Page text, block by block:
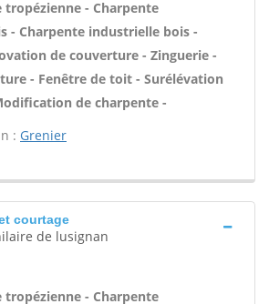
tropézienne - Charpente
- Charpente industrielle bois -
de couverture - Zinguerie -
- Fenêtre de toit - Surélévation
de charpente -
: Grenier
courtage
de lusignan
tropézienne - Charpente